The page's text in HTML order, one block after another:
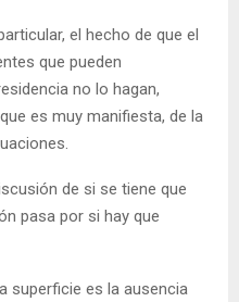
el hecho de que el
que pueden
no lo hagan,
es muy manifiesta, de la
de si se tiene que
pasa por si hay que
superficie es la ausencia